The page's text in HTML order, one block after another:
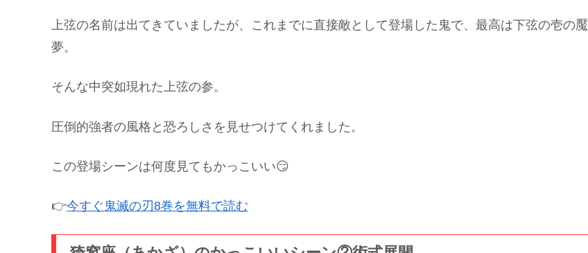
上弦の名前は出てきていましたが、これまでに直接敵として登場した鬼で、最高は下弦の壱の魘
夢。
そんな中突如現れた上弦の参。
圧倒的強者の風格と恐ろしさを見せつけてくれました。
この登場シーンは何度見てもかっこいい😏
👉今すぐ鬼滅の刃8巻を無料で読む